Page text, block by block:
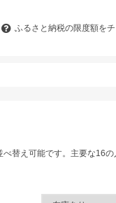
ふるさと納税の限度額を
替え可能です。主要な16